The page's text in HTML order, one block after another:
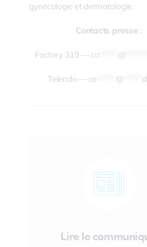
gynécologie et dermatologie.
Contacts presse :
Factory 319 —co @
Telendo — co @
Lire le